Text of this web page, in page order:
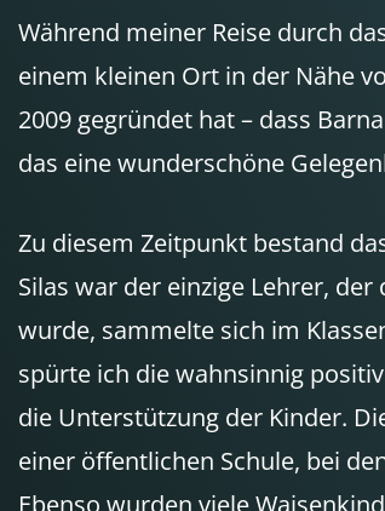
Während meiner Reise durch
einem kleinen Ort in der Nähe
2009 gegründet hat – dass
das eine wunderschöne
Zu diesem Zeitpunkt bestand
Silas war der einzige Lehrer,
wurde, sammelte sich im
spürte ich die wahnsinnig
die Unterstützung der Kinder.
einer öffentlichen Schule, bei
Ebenso wurden viele